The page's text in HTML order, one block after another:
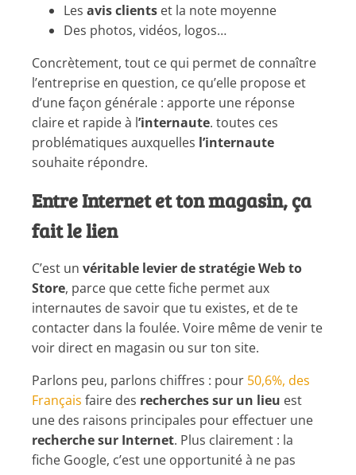
Les avis clients et la note moyenne
Des photos, vidéos, logos…
Concrètement, tout ce qui permet de connaître
l’entreprise en question, ce qu’elle propose et
d’une façon générale : apporte une réponse
claire et rapide à l’internaute. toutes ces
problématiques auxquelles l’internaute
souhaite répondre.
Entre Internet et ton magasin, ça
fait le lien
C’est un véritable levier de stratégieWeb to
Store, parce que cette fiche permet aux
internautes de savoir que tu existes, et de te
contacter dans la foulée. Voire même de venir te
voir direct en magasin ou sur ton site.
Parlons peu, parlons chiffres : pour 50,6%, des
Français faire des recherches sur un lieu est
une des raisons principales pour effectuer une
recherche sur Internet. Plus clairement : la
fiche Google, c’est une opportunité à ne pas